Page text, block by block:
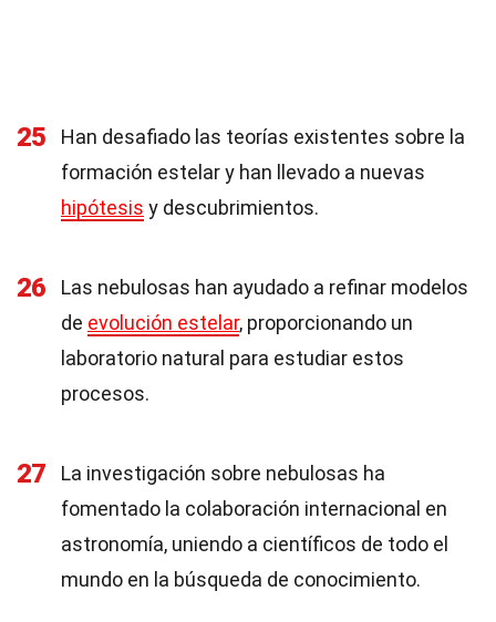
25
Han desafiado las teorías existentes sobre la
formación estelar y han llevado a nuevas
hipótesis y descubrimientos.
26
Las nebulosas han ayudado a refinar modelos
de evolución estelar, proporcionando un
laboratorio natural para estudiar estos
procesos.
27
La investigación sobre nebulosas ha
fomentado la colaboración internacional en
astronomía, uniendo a científicos de todo el
mundo en la búsqueda de conocimiento.